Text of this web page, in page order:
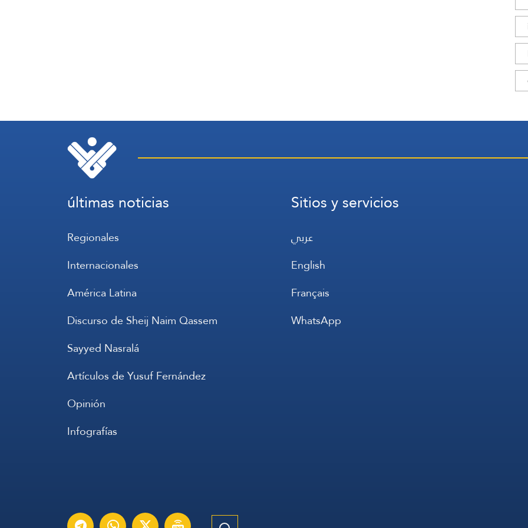
últimas noticias
Regionales
Internacionales
América Latina
Discurso de Sheij Naim Qassem
Sayyed Nasralá
Artículos de Yusuf Fernández
Opinión
Infografías
Sitios y servicios
عربي
English
Français
WhatsApp